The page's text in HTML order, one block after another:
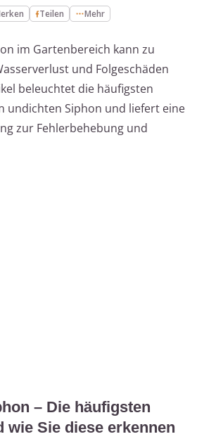
Teilen Mehr
im Gartenbereich kann zu
und Folgeschäden
beleuchtet die häufigsten
undichten Siphon und liefert eine
zur Fehlerbehebung und
– Die häufigsten
wie Sie diese erkennen